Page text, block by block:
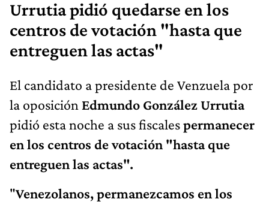
Urrutia pidió quedarse en los
centros de votación "hasta que
entreguen las actas"
El candidato a presidente de Venzuela por
la oposición Edmundo González Urrutia
pidió esta noche a sus fiscalespermanecer
en los centros de votación "hasta que
entreguen las actas".
"Venezolanos, permanezcamos en los